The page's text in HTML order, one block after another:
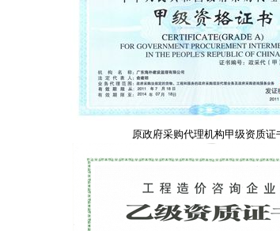
原政府采购代理机构甲级资质证